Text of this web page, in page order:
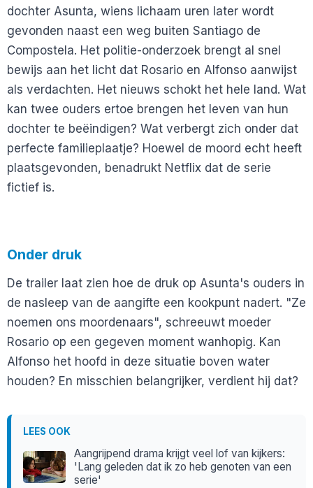
dochter Asunta, wiens lichaam uren later wordt
gevonden naast een weg buiten Santiago de
Compostela. Het politie-onderzoek brengt al snel
bewijs aan het licht dat Rosario en Alfonso aanwijst
als verdachten. Het nieuws schokt het hele land. Wat
kan twee ouders ertoe brengen het leven van hun
dochter te beëindigen? Wat verbergt zich onder dat
perfecte familieplaatje? Hoewel de moord echt heeft
plaatsgevonden, benadrukt Netflix dat de serie
fictief is.
Onder druk
De trailer laat zien hoe de druk op Asunta's ouders in
de nasleep van de aangifte een kookpunt nadert. "Ze
noemen ons moordenaars", schreeuwt moeder
Rosario op een gegeven moment wanhopig. Kan
Alfonso het hoofd in deze situatie boven water
houden? En misschien belangrijker, verdient hij dat?
LEES OOK
Aangrijpend drama krijgt veel lof van kijkers:
'Lang geleden dat ik zo heb genoten van een
serie'